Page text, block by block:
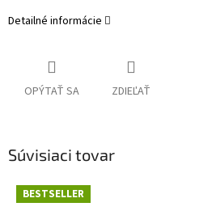
Detailné informácie
OPÝTAŤ SA ZDIEĽAŤ
Súvisiaci tovar
BESTSELLER